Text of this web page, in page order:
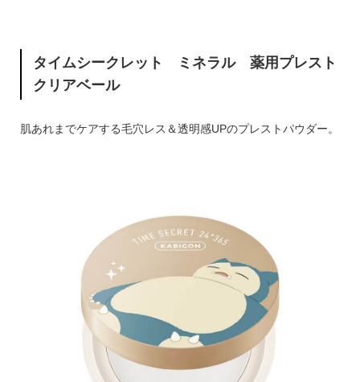
タイムシークレット ミネラル 薬用プレスト
クリアベール
肌あれまでケアする毛穴レス＆透明感UPのプレストパウダー。